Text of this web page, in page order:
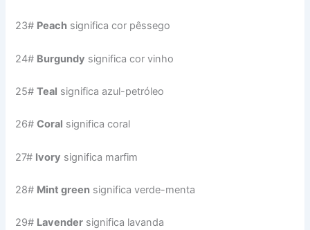
23# Peach significa cor pêssego
24# Burgundy significa cor vinho
25#Teal significa azul-petróleo
26#Coral significa coral
27# Ivory significa marfim
28# Mint green significa verde-menta
29# Lavender significa lavanda